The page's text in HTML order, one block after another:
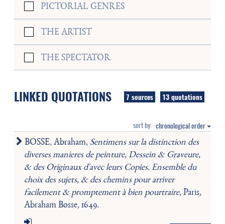
PICTORIAL GENRES
THE ARTIST
THE SPECTATOR
LINKED QUOTATIONS 7 sources 13 quotations
sort by: chronological order
BOSSE, Abraham, Sentimens sur la distinction des
diverses manieres de peinture, Dessein & Graveure,
& des Originaux d'avec leurs Copies. Ensemble du
choix des sujets, & des chemins pour arriver
facilement & promptement à bien pourtraire, Paris,
Abraham Bosse, 1649.